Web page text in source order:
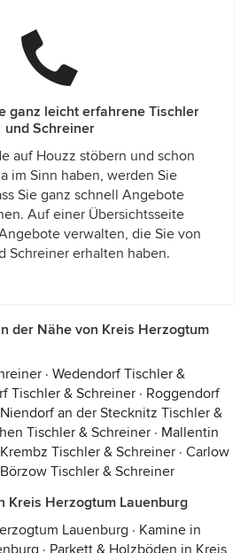
ganz leicht erfahrene Tischler
und Schreiner
auf Houzz stöbern und schon
im Sinn haben, werden Sie
Sie ganz schnell Angebote
Auf einer Übersichtsseite
verwalten, die Sie von
Schreiner erhalten haben.
der Nähe von Kreis Herzogtum
· Wedendorf Tischler &
Tischler & Schreiner · Roggendorf
Niendorf an der Stecknitz Tischler &
Tischler & Schreiner · Mallentin
Krembz Tischler & Schreiner · Carlow
Börzow Tischler & Schreiner
Kreis Herzogtum Lauenburg
Lauenburg · Kamine in
· Parkett & Holzböden in Kreis